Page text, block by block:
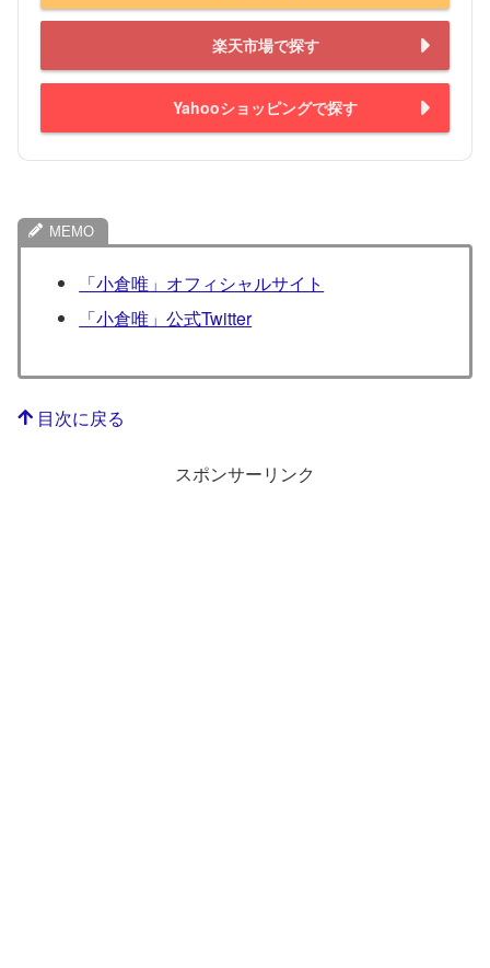
楽天市場で探す
Yahooショッピングで探す
「小倉唯」オフィシャルサイト
「小倉唯」公式Twitter
目次に戻る
スポンサーリンク